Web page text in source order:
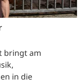
bringt am
in die